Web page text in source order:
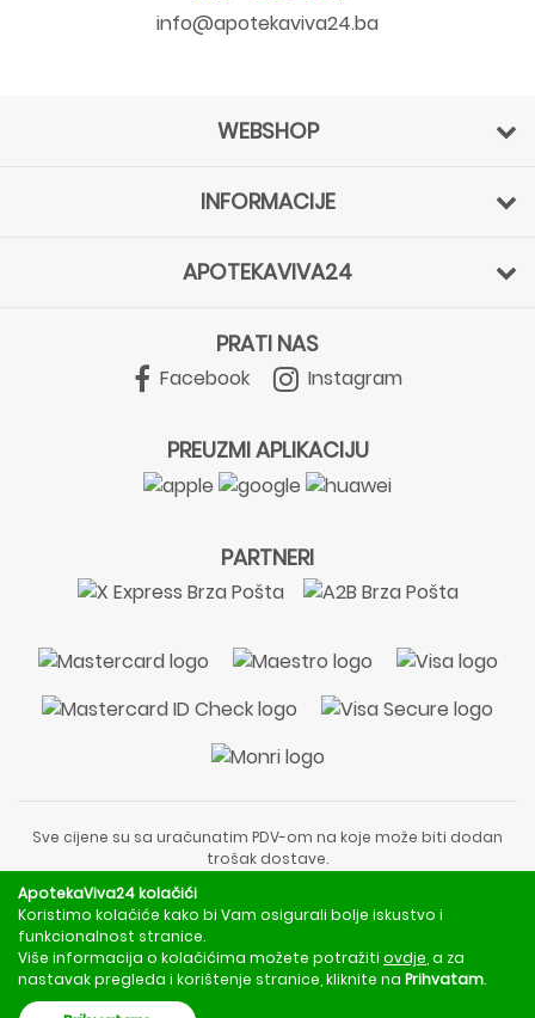
info@apotekaviva24.ba
WEBSHOP
INFORMACIJE
APOTEKAVIVA24
PRATI NAS
Facebook Instagram
PREUZMI APLIKACIJU
PARTNERI
Sve cijene su sa uračunatim PDV-om na koje može biti dodan
trošak dostave.
liječnički pregled ili savjet farmaceuta.
Za obavijesti o mjerama opreza, rizicima i nuspojavama
obratite se svom liječniku ili farmaceutu.
Copyright © 2020 - 2026 | ApotekaViva24 | Sva prava zadržava
ApotekaViva24 kolačići
Koristimo kolačiće kako bi Vam osigurali bolje iskustvo i
funkcionalnost stranice.
Više informacija o kolačićima možete potražiti ovdje , a za
nastavak pregleda i korištenje stranice, kliknite na Prihvatam.